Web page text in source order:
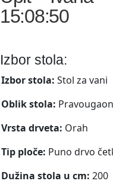
15:08:50
Izbor stola:
Izbor stola: Stol za vani
Oblik stola:
Vrsta drveta: Orah
Tip ploče: Puno drvo
Dužina stola u cm: 200